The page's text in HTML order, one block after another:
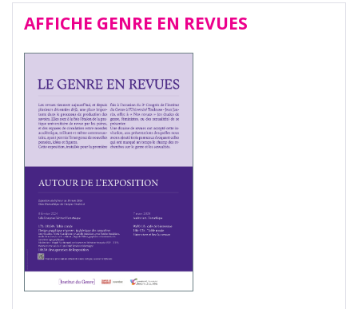
AFFICHE GENRE EN REVUES